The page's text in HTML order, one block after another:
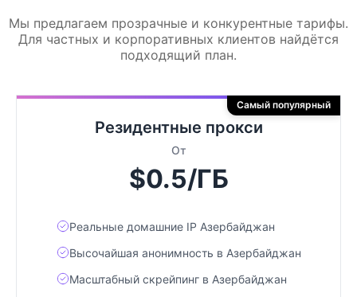
Мы предлагаем прозрачные и конкурентные тарифы.
Для частных и корпоративных клиентов найдётся
подходящий план.
Резидентные прокси
От
$0.5/ГБ
Реальные домашние IP Азербайджан
Высочайшая анонимность в Азербайджан
Масштабный скрейпинг в Азербайджан
Самый популярный